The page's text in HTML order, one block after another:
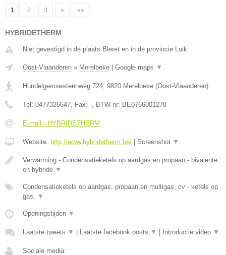
1 2 3 » »»
HYBRIDETHERM
Niet gevestigd in de plaats Bleret en in de provincie Luik.
Oost-Vlaanderen » Merelbeke Google maps ▼
Hundelgemsesteenweg 724, 9820 Merelbeke (Oost-Vlaanderen)
Tel: 0477326647, Fax: -, BTW-nr: BE0766001278
E-mail › HYBRIDETHERM
Website: http://www.hybridetherm.be/ Screenshot ▼
Verwarming - Condensatieketels op aardgas en propaan - bivalente
en hybride ▼
Condensatieketels op aardgas, propaan en multigas, cv - ketels op
gas, ▼
Openingstijden ▼
Laatste tweets ▼ Laatste facebook posts ▼ Introductie video ▼
Sociale media: